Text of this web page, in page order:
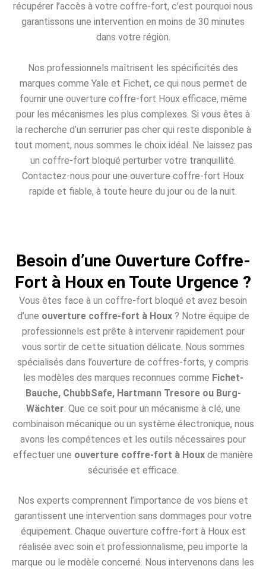
récupérer l’accès à votre coffre-fort, c’est pourquoi nous
garantissons une intervention en moins de 30 minutes
dans votre région.
Nos professionnels maîtrisent les spécificités des
marques comme Yale et Fichet, ce qui nous permet de
fournir une ouverture coffre-fort Houx efficace, même
pour les mécanismes les plus complexes. Si vous êtes à
la recherche d’un serrurier pas cher qui reste disponible à
tout moment, nous sommes le choix idéal. Ne laissez pas
un coffre-fort bloqué perturber votre tranquillité.
Contactez-nous pour une ouverture coffre-fort Houx
rapide et fiable, à toute heure du jour ou de la nuit.
Besoin d’une Ouverture Coffre-
Fort à Houx en Toute Urgence ?
Vous êtes face à un coffre-fort bloqué et avez besoin
d’une ouverture coffre-fort à Houx? Notre équipe de
professionnels est prête à intervenir rapidement pour
vous sortir de cette situation délicate. Nous sommes
spécialisés dans l’ouverture de coffres-forts, y compris
les modèles des marques reconnues comme Fichet-
Bauche, ChubbSafe, Hartmann Tresore ou Burg-
Wächter . Que ce soit pour un mécanisme à clé, une
combinaison mécanique ou un système électronique, nous
avons les compétences et les outils nécessaires pour
effectuer une ouverture coffre-fort à Houx de manière
sécurisée et efficace.
Nos experts comprennent l’importance de vos biens et
garantissent une intervention sans dommages pour votre
équipement. Chaque ouverture coffre-fort à Houx est
réalisée avec soin et professionnalisme, peu importe la
marque ou le modèle concerné. Nous intervenons dans les